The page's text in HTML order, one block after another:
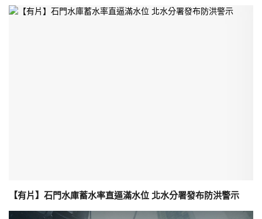
【有片】石門水庫蓄水率直逼滿水位 北水分署發布防洪警示